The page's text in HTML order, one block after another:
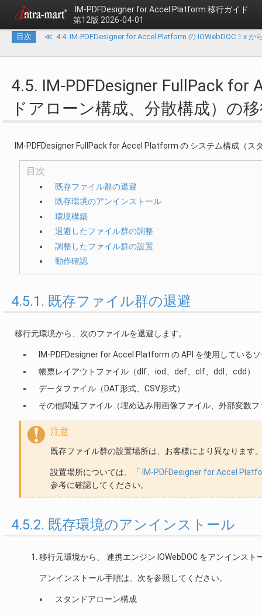
IM-PDFDesigner for Accel Platform 移行ガイド
第12版 2026-04-01
目次 ≪ 4.4. IM-PDFDesigner for Accel Platform の IOWebDOC 1.x か
4.5. IM-PDFDesigner FullPack
ドアローン構成、分散構成）の
IM-PDFDesigner FullPack for Accel Platform の システム構成（
目次
既存ファイル群の退避
既存環境のアンインストール
環境構築
退避したファイル群の調整
調整したファイル群の設置
動作確認
4.5.1. 既存ファイル群の退避
移行元環境から、次のファイルを退避します。
IM-PDFDesigner for Accel Platform の API を使用している
帳票レイアウトファイル（dlf、iod、def、clf、ddl、cdd）
データファイル（DAT形式、CSV形式）
その他関連ファイル（埋め込み用画像ファイル、外部変数
注意
既存ファイル群の設置場所は、お客様により異なります
設置場所については、「 IM-PDFDesigner for Accel
参考に確認してください。
4.5.2. 既存環境のアンインストール
移行元環境から、 連携エンジン IOWebDOC をアンインスト
アンインストール手順は、次を参照してください。
スタンドアローン構成